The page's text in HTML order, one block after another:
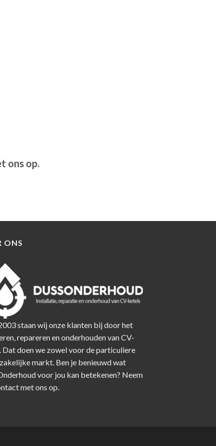
ons op.
ONS
staan wij onze klanten bij door het
repareren en onderhouden van CV-
Dat doen we zowel voor de particuliere
markt. Ben je benieuwd wat
voor jou kan betekenen? Neem
met ons op.